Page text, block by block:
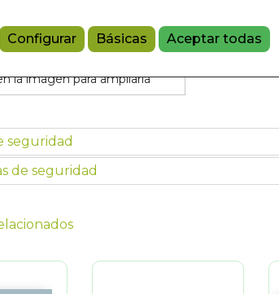
Configurar Básicas Aceptar todas
la imagen para ampliarla
seguridad
de seguridad